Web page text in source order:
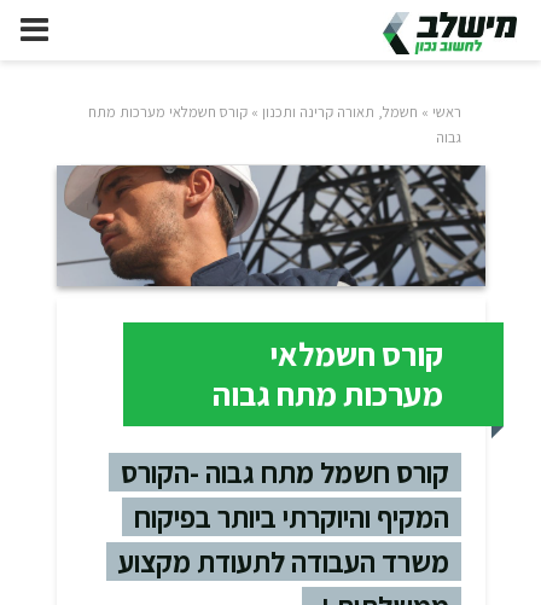
ראשי » חשמל, תאורה קרינה ותכנון »קורס חשמלאי מערכות מתח
גבוה
קורס חשמלאי
מערכות מתח גבוה
קורס חשמל מתח גבוה -הקורס
המקיף והיוקרתי ביותר בפיקוח
משרד העבודה לתעודת מקצוע